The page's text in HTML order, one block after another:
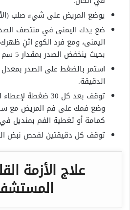
يوضع المريض على شيء صلب
ضع يدك اليمنى في منتصف
اليمنى، ومع فرد الكوع اثنِ
بحيث ينخفض الصدر بمقدار 5 سم في كل مرة.
الدقيقة.
توقف بعد كل 30
وضع فمك على فم المريض مع سد
كمامة أو تغطية الفم بمنديل
توقف كل دقيقتين لفحص نبض
علاج الأزمة